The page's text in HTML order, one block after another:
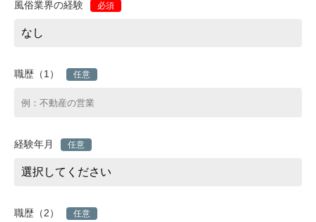
風俗業界の経験 必須
職歴（1） 任意
経験年月 任意
職歴（2） 任意